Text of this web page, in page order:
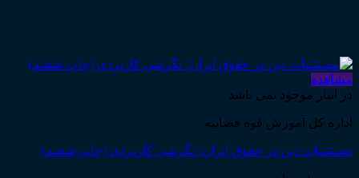
مشاهده
در انبار موجود نمی باشد
اداره کل آموزش قوه قضاییه
مستثنیات دین در حقوق ایران؛ نگرشی کاربردی (چاپ ششم)